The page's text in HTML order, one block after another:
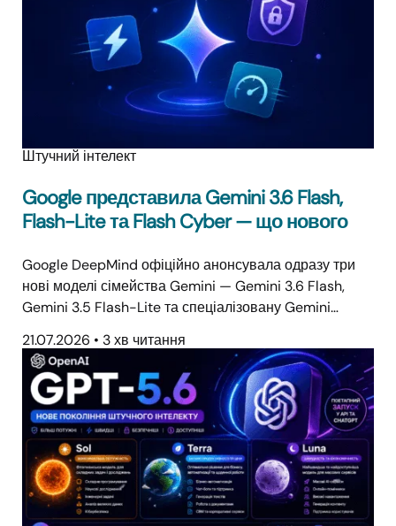
Штучний інтелект
Google представила Gemini 3.6 Flash,
Flash-Lite та Flash Cyber — що нового
Google DeepMind офіційно анонсувала одразу три
нові моделі сімейства Gemini — Gemini 3.6 Flash,
Gemini 3.5 Flash-Lite та спеціалізовану Gemini…
21.07.2026 • 3 хв читання